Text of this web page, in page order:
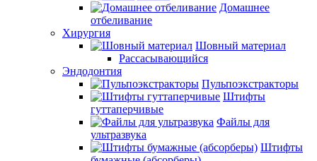
Домашнее
отбеливание
Хирургия
Шовный материал
Рассасывающийся
Эндодонтия
Пульпоэкстракторы
Штифты
гуттаперчивые
Файлы для
ультразвука
Штифты